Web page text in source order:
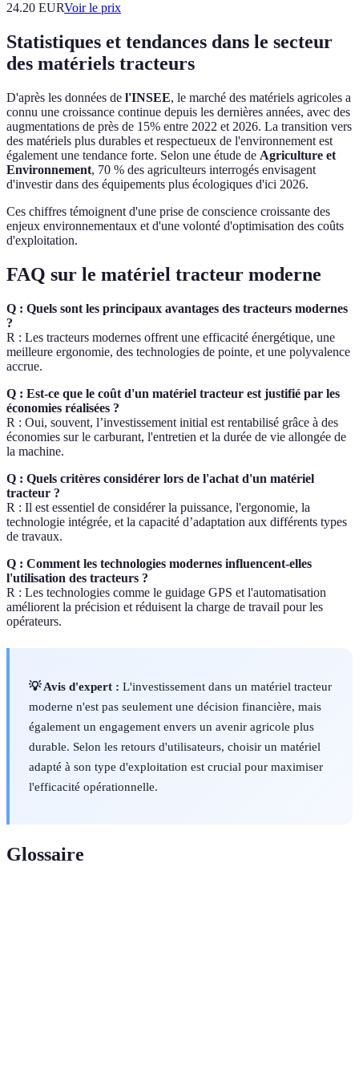
24.20 EURVoir le prix
Statistiques et tendances dans le secteur
des matériels tracteurs
D'après les données de l'INSEE, le marché des matériels agricoles a
connu une croissance continue depuis les dernières années, avec des
augmentations de près de 15% entre 2022 et 2026. La transition vers
des matériels plus durables et respectueux de l'environnement est
également une tendance forte. Selon une étude de Agriculture et
Environnement, 70 % des agriculteurs interrogés envisagent
d'investir dans des équipements plus écologiques d'ici 2026.
Ces chiffres témoignent d'une prise de conscience croissante des
enjeux environnementaux et d'une volonté d'optimisation des coûts
d'exploitation.
FAQ sur le matériel tracteur moderne
Q : Quels sont les principaux avantages des tracteurs modernes
?
R : Les tracteurs modernes offrent une efficacité énergétique, une
meilleure ergonomie, des technologies de pointe, et une polyvalence
accrue.
Q : Est-ce que le coût d'un matériel tracteur est justifié par les
économies réalisées ?
R : Oui, souvent, l’investissement initial est rentabilisé grâce à des
économies sur le carburant, l'entretien et la durée de vie allongée de
la machine.
Q : Quels critères considérer lors de l'achat d'un matériel
tracteur ?
R : Il est essentiel de considérer la puissance, l'ergonomie, la
technologie intégrée, et la capacité d’adaptation aux différents types
de travaux.
Q : Comment les technologies modernes influencent-elles
l'utilisation des tracteurs ?
R : Les technologies comme le guidage GPS et l'automatisation
améliorent la précision et réduisent la charge de travail pour les
opérateurs.
💡 Avis d'expert : L'investissement dans un matériel tracteur
moderne n'est pas seulement une décision financière, mais
également un engagement envers un avenir agricole plus
durable. Selon les retours d'utilisateurs, choisir un matériel
adapté à son type d'exploitation est crucial pour maximiser
l'efficacité opérationnelle.
Glossaire